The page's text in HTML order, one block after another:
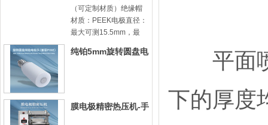
（可定制材质）绝缘帽
材质：PEEK电极直径：
最大可测15.5mm，最
纯铂5mm旋转圆盘电
膜电极精密热压机-手
平面喷
下的厚度